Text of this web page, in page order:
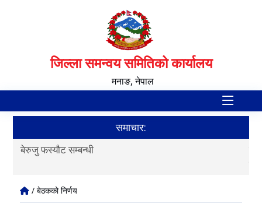
जिल्ला समन्वय समितिको कार्यालय
मनाङ, नेपाल
समाचार:
बेरुजु फस्यौट सम्बन्धी
/ बेठकको निर्णय